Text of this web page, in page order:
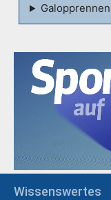
Wissenswertes